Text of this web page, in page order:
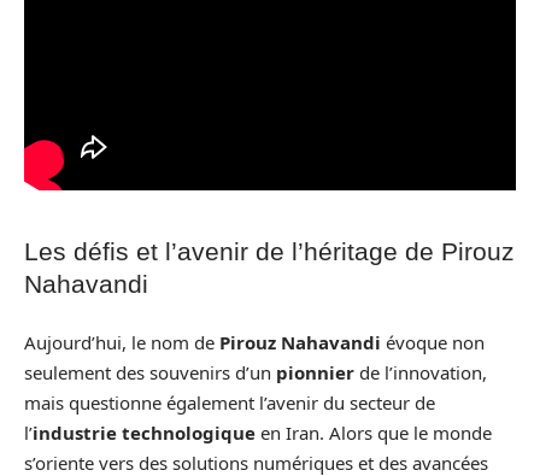
Les défis et l’avenir de l’héritage de Pirouz
Nahavandi
Aujourd’hui, le nom de Pirouz Nahavandi évoque non
seulement des souvenirs d’un pionnier de l’innovation,
mais questionne également l’avenir du secteur de
l’industrie technologique en Iran. Alors que le monde
s’oriente vers des solutions numériques et des avancées